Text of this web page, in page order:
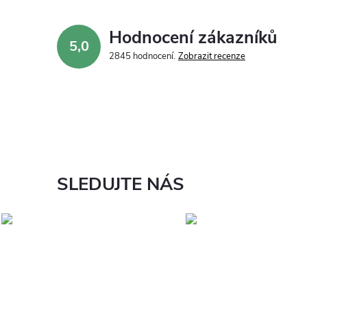
5,0 Hodnocení zákazníků
2845 hodnocení Zobrazit recenze
SLEDUJTE NÁS